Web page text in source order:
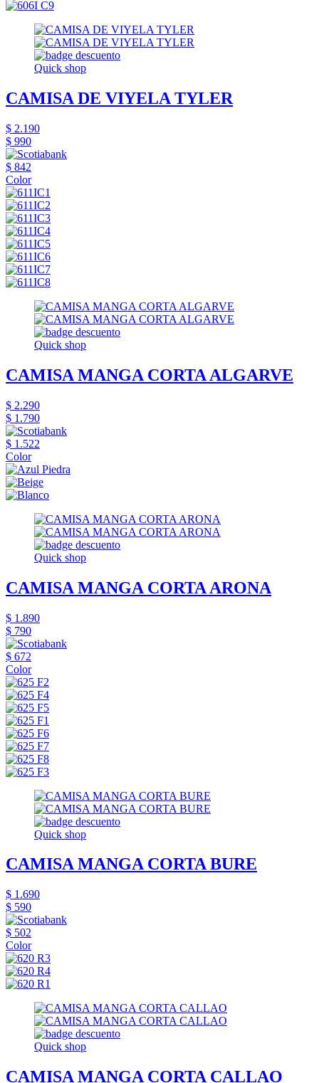
Quick shop
CAMISA DE VIYELA TYLER
$ 2.190
$ 990
$ 842
Color
Quick shop
CAMISA MANGA CORTA ALGARVE
$ 2.290
$ 1.790
$ 1.522
Color
Quick shop
CAMISA MANGA CORTA ARONA
$ 1.890
$ 790
$ 672
Color
Quick shop
CAMISA MANGA CORTA BURE
$ 1.690
$ 590
$ 502
Color
Quick shop
CAMISA MANGA CORTA CALLAO